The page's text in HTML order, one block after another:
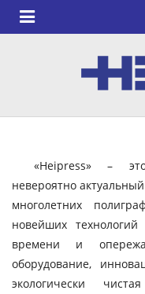
«Heipress» –
невероятно
многолетних
новейших
времени и
оборудование,
экологически